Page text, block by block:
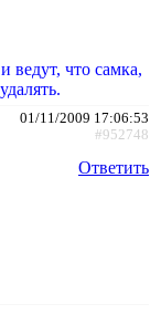
ведут, что самка,
01/11/2009 17:06:53
#952748
Ответить